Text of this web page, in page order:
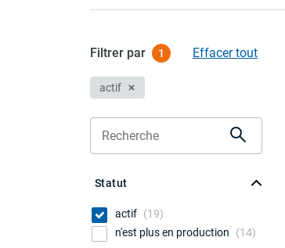
Filtrer par 1 Effacer tout
actif
Statut
actif (19)
n'est plus en production
(14)